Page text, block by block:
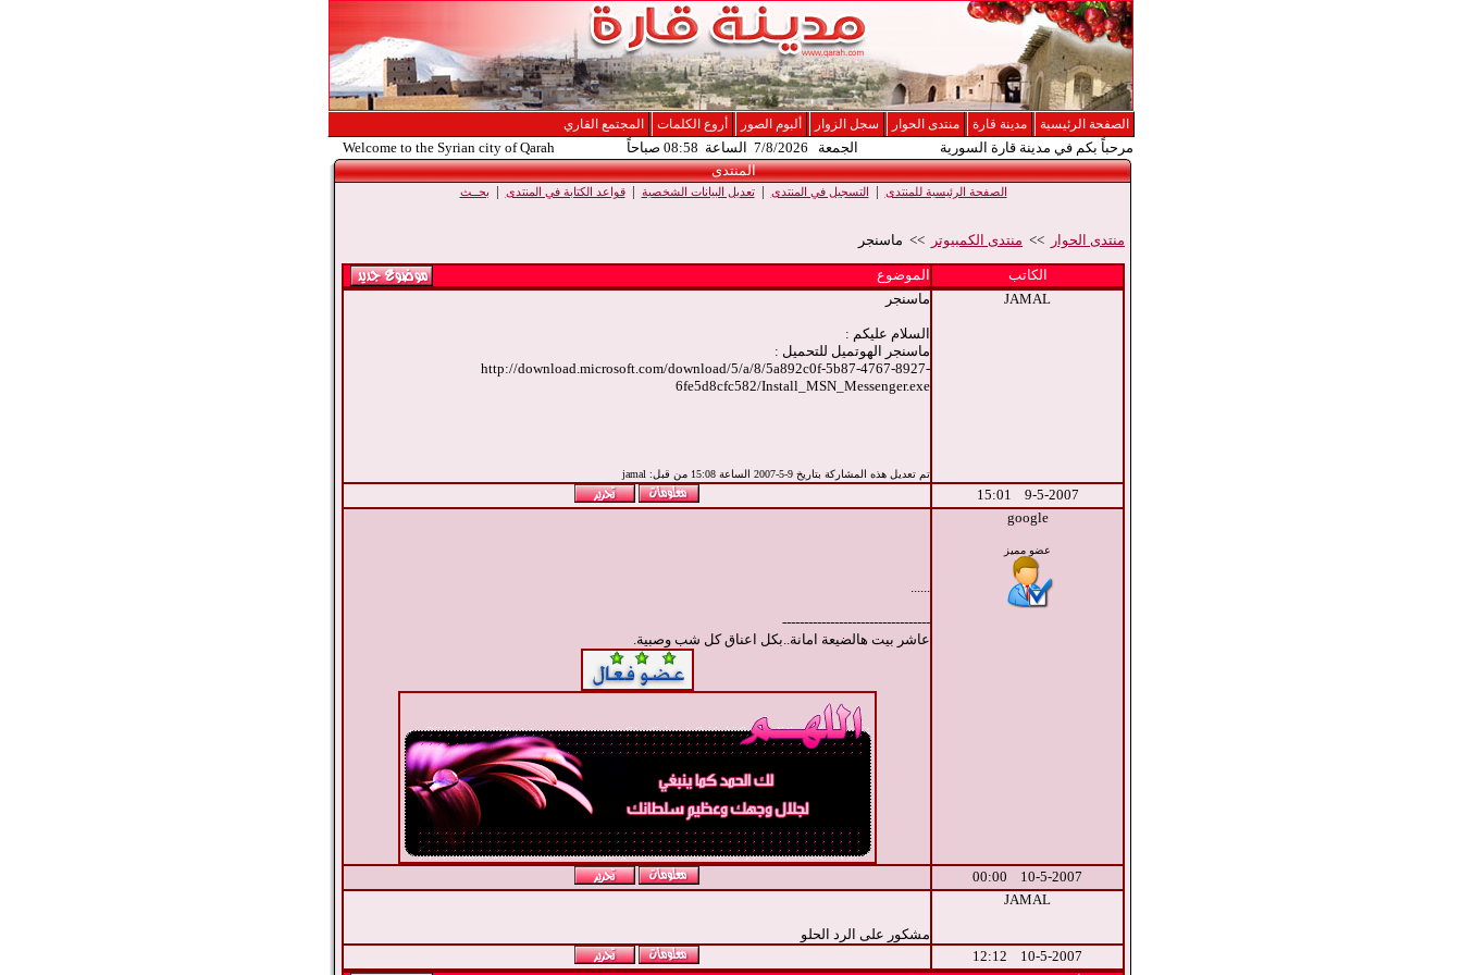
الصفحة الرئيسية مدينة قارة منتدى الحوار سجل الزوار ألبوم الصور أروع الكلمات المجتمع القاري
مرحباً بكم في مدينة قارة السورية الجمعة 7/8/2026 الساعة 08:58 صباحاً
Welcome to the Syrian city of Qarah
المنتدى
الصفحة الرئيسية للمنتدى | التسجيل في المنتدى |تعديل البيانات الشخصية |قواعد الكتابة في المنتدى | بحــث
منتدى الحوار >> منتدى الكمبيوتر >> ماسنجر
الكاتب
الموضوع
JAMAL
ماسنجر
السلام عليكم :
ماسنجر الهوتميل للتحميل :
http://download.microsoft.com/download/5/a/8/5a892c0f-5b87-4767-8927-
6fe5d8cfc582/Install_MSN_Messenger.exe
تم تعديل هذه المشاركة بتاريخ 9-5-2007 الساعة 15:08 من قبل: jamal
9-5-2007 15:01
google
عضو مميز
......
----------------------------------
عاشر بيت هالضيعة امانة..بكل اعناق كل شب وصبية.
10-5-2007 00:00
JAMAL
مشكور على الرد الحلو
10-5-2007 12:12